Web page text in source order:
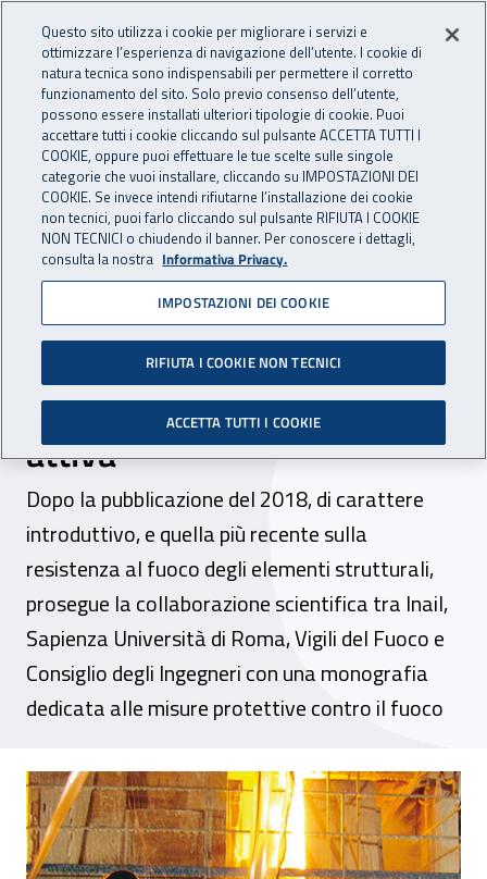
INAIL - Istituto Nazionale
Apri cerca
Navigazione principale
Navigazione - Ti trovi in:
Home Inail comunica News
24 luglio 2019
Codice di prevenzione
incendi, disponibile online il
volume sulla protezione
attiva
Dopo la pubblicazione del 2018, di carattere
introduttivo, e quella più recente sulla
resistenza al fuoco degli elementi strutturali,
prosegue la collaborazione scientifica tra Inail,
Sapienza Università di Roma, Vigili del Fuoco e
Consiglio degli Ingegneri con una monografia
dedicata alle misure protettive contro il fuoco
Codice di prevenzione incendi,
Questo sito utilizza i cookie per migliorare i servizi e
ottimizzare l’esperienza di navigazione dell’utente. I cookie di
natura tecnica sono indispensabili per permettere il corretto
funzionamento del sito. Solo previo consenso dell’utente,
possono essere installati ulteriori tipologie di cookie. Puoi
accettare tutti i cookie cliccando sul pulsante ACCETTA TUTTI I
COOKIE, oppure puoi effettuare le tue scelte sulle singole
categorie che vuoi installare, cliccando su IMPOSTAZIONI DEI
COOKIE. Se invece intendi rifiutarne l’installazione dei cookie
non tecnici, puoi farlo cliccando sul pulsante RIFIUTA I COOKIE
NON TECNICI o chiudendo il banner. Per conoscere i dettagli,
consulta la nostra Informativa Privacy.
IMPOSTAZIONI DEI COOKIE
RIFIUTA I COOKIE NON TECNICI
ACCETTA TUTTI I COOKIE